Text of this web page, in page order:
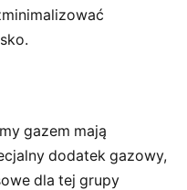
gazem mają
dodatek gazowy,
dla tej grupy